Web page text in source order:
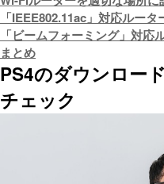
「IEEE802.11ac」対応ルー
「ビームフォーミング」対応
まとめ
PS4のダウンロー
チェック